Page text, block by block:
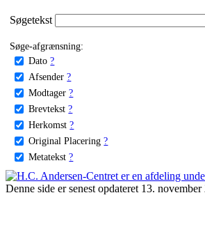
Søgetekst
Søge-afgrænsning:
Dato ?
Afsender ?
Modtager ?
Brevtekst ?
Herkomst ?
Original Placering ?
Metatekst ?
Denne side er senest opdateret 13.